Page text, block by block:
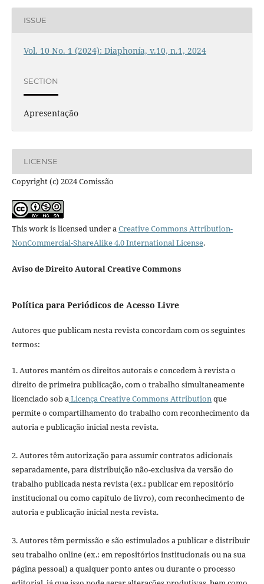
ISSUE
Vol. 10 No. 1 (2024): Diaphonía, v.10, n.1, 2024
SECTION
Apresentação
LICENSE
Copyright (c) 2024 Comissão
This work is licensed under aCreative Commons Attribution-
NonCommercial-ShareAlike 4.0 International License.
Aviso de Direito Autoral Creative Commons
Política para Periódicos de Acesso Livre
Autores que publicam nesta revista concordam com os seguintes
termos:
1. Autores mantém os direitos autorais e concedem à revista o
direito de primeira publicação, com o trabalho simultaneamente
licenciado sob aLicença Creative Commons Attributionque
permite o compartilhamento do trabalho com reconhecimento da
autoria e publicação inicial nesta revista.
2. Autores têm autorização para assumir contratos adicionais
separadamente, para distribuição não-exclusiva da versão do
trabalho publicada nesta revista (ex.: publicar em repositório
institucional ou como capítulo de livro), com reconhecimento de
autoria e publicação inicial nesta revista.
3. Autores têm permissão e são estimulados a publicar e distribuir
seu trabalho online (ex.: em repositórios institucionais ou na sua
página pessoal) a qualquer ponto antes ou durante o processo